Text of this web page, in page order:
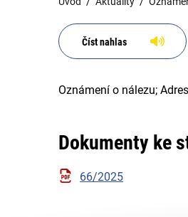
Číst nahlas
Oznámení o nálezu;
Dokumenty ke
66/2025